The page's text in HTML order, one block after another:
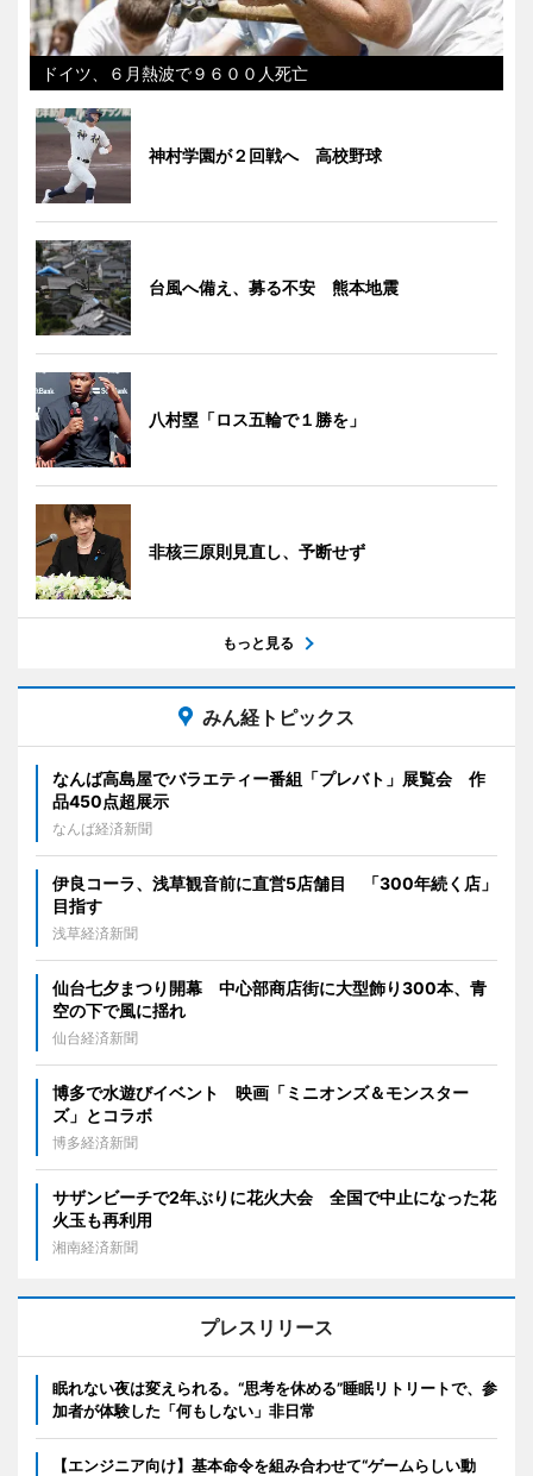
ドイツ、６月熱波で９６００人死亡
神村学園が２回戦へ 高校野球
台風へ備え、募る不安 熊本地震
八村塁「ロス五輪で１勝を」
非核三原則見直し、予断せず
もっと見る
みん経トピックス
なんば高島屋でバラエティー番組「プレバト」展覧会 作
品450点超展示
なんば経済新聞
伊良コーラ、浅草観音前に直営5店舗目 「300年続く店」
目指す
浅草経済新聞
仙台七夕まつり開幕 中心部商店街に大型飾り300本、青
空の下で風に揺れ
仙台経済新聞
博多で水遊びイベント 映画「ミニオンズ＆モンスター
ズ」とコラボ
博多経済新聞
サザンビーチで2年ぶりに花火大会 全国で中止になった花
火玉も再利用
湘南経済新聞
プレスリリース
眠れない夜は変えられる。“思考を休める”睡眠リトリートで、参
加者が体験した「何もしない」非日常
【エンジニア向け】基本命令を組み合わせて“ゲームらしい動